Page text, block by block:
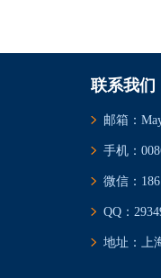
联系我们
邮箱：
手机：
微信：
QQ：
地址：上